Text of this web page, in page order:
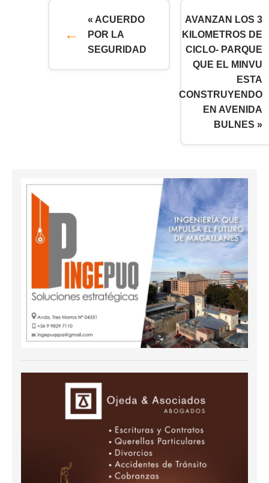
« ACUERDO
POR LA
SEGURIDAD
AVANZAN LOS 3
KILOMETROS DE
CICLO- PARQUE
QUE EL MINVU
ESTA
CONSTRUYENDO
EN AVENIDA
BULNES »